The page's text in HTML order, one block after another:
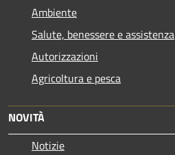
Ambiente
Salute, benessere e assistenza
Autorizzazioni
Agricoltura e pesca
NOVITÀ
Notizie